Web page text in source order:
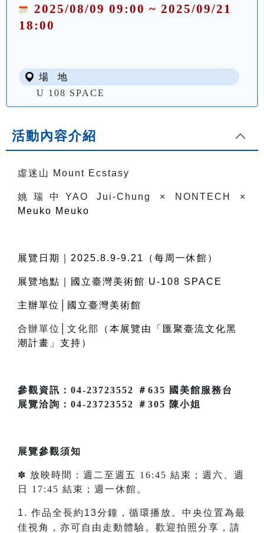
2025/08/09 09:00 ~ 2025/09/21
18:00
場 地
U 108 SPACE
活動內容介紹
虛迷山 Mount Ecstasy
姚瑞中 YAO Jui-Chung × NONTECH ×
Meuko Meuko
展覽日期｜ 2025.8.9-9.21 （每周一休館）
展覽地點｜國立臺灣美術館 U-108 SPACE
主辦單位│國立臺灣美術館
合辦單位 文化部
（本展覽由「匯聚臺流文化黑
潮計畫」支持）
參觀資訊：04-23723552 ＃635 國美館服務台
展覽洽詢：04-23723552 ＃305 陳小姐
展覽參觀須知
✽ 放映時間：週二至週五 16:45 結束；週六、週
日 17:45 結束；週一休館。
1. 作品全長約13分鐘，循環播放。中央位置為最
佳視角，亦可自由走動體驗。歡迎拍照分享，請